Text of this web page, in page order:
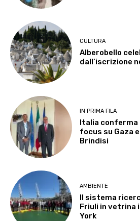
CULTURA
Alberobello
dall’iscrizione
IN PRIMA FILA
Italia conferma
focus su Gaza
Brindisi
AMBIENTE
Il sistema
Friuli in vetrina
York